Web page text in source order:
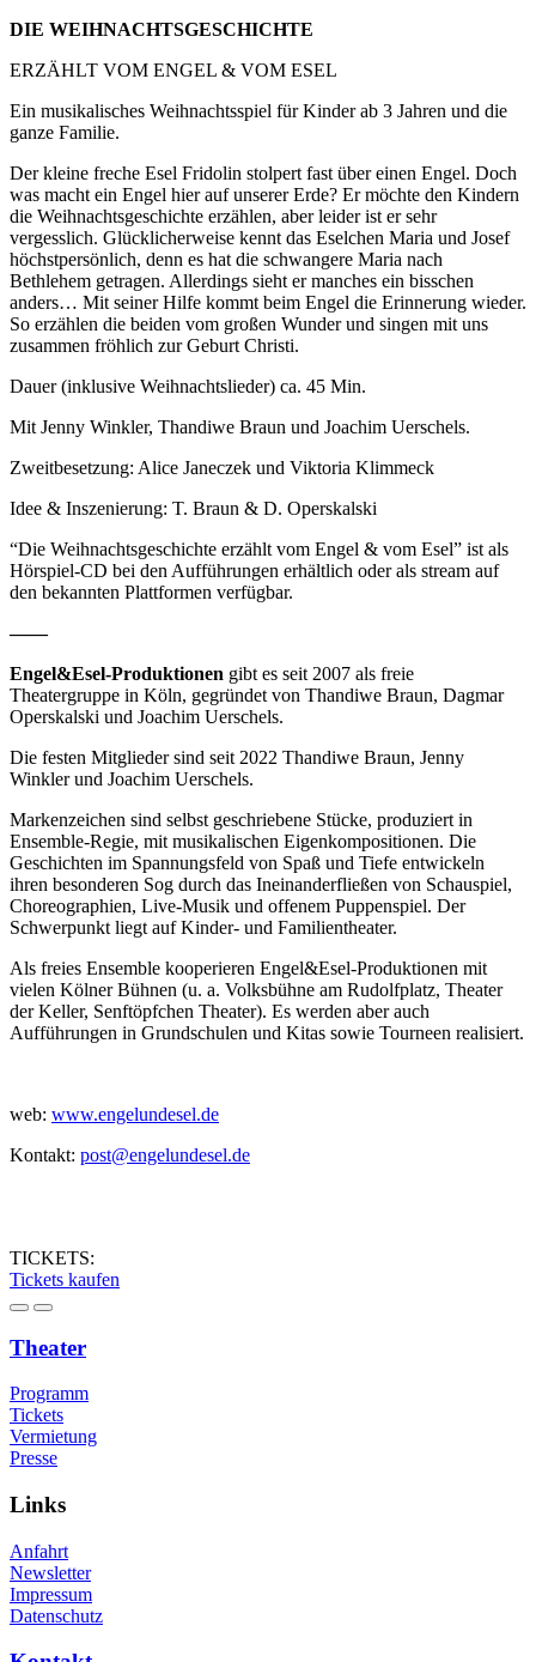
DIE WEIHNACHTSGESCHICHTE
ERZÄHLT VOM ENGEL & VOM ESEL
Ein musikalisches Weihnachtsspiel für Kinder ab 3 Jahren und die
ganze Familie.
Der kleine freche Esel Fridolin stolpert fast über einen Engel. Doch
was macht ein Engel hier auf unserer Erde? Er möchte den Kindern
die Weihnachtsgeschichte erzählen, aber leider ist er sehr
vergesslich. Glücklicherweise kennt das Eselchen Maria und Josef
höchstpersönlich, denn es hat die schwangere Maria nach
Bethlehem getragen. Allerdings sieht er manches ein bisschen
anders… Mit seiner Hilfe kommt beim Engel die Erinnerung wieder.
So erzählen die beiden vom großen Wunder und singen mit uns
zusammen fröhlich zur Geburt Christi.
Dauer (inklusive Weihnachtslieder) ca. 45 Min.
Mit Jenny Winkler, Thandiwe Braun und Joachim Uerschels.
Zweitbesetzung: Alice Janeczek und Viktoria Klimmeck
Idee & Inszenierung: T. Braun & D. Operskalski
“Die Weihnachtsgeschichte erzählt vom Engel & vom Esel” ist als
Hörspiel-CD bei den Aufführungen erhältlich oder als stream auf
den bekannten Plattformen verfügbar.
——
Engel&Esel-Produktionen gibt es seit 2007 als freie
Theatergruppe in Köln, gegründet von Thandiwe Braun, Dagmar
Operskalski und Joachim Uerschels.
Die festen Mitglieder sind seit 2022 Thandiwe Braun, Jenny
Winkler und Joachim Uerschels.
Markenzeichen sind selbst geschriebene Stücke, produziert in
Ensemble-Regie, mit musikalischen Eigenkompositionen. Die
Geschichten im Spannungsfeld von Spaß und Tiefe entwickeln
ihren besonderen Sog durch das Ineinanderfließen von Schauspiel,
Choreographien, Live-Musik und offenem Puppenspiel. Der
Schwerpunkt liegt auf Kinder- und Familientheater.
Als freies Ensemble kooperieren Engel&Esel-Produktionen mit
vielen Kölner Bühnen (u. a. Volksbühne am Rudolfplatz, Theater
der Keller, Senftöpfchen Theater). Es werden aber auch
Aufführungen in Grundschulen und Kitas sowie Tourneen realisiert.
web: www.engelundesel.de
Kontakt: post@engelundesel.de
TICKETS:
Tickets kaufen
Theater
Programm
Tickets
Vermietung
Presse
Links
Anfahrt
Newsletter
Impressum
Datenschutz